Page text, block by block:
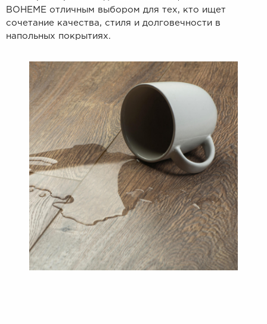
BOHEME отличным выбором для тех, кто ищет
сочетание качества, стиля и долговечности в
напольных покрытиях.